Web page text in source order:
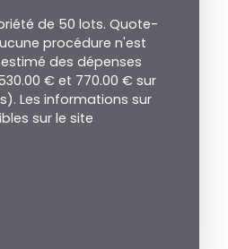
de 50 lots. Quote-
procédure n'est
des dépenses
€ et 770.00 € sur
Les informations sur
sur le site